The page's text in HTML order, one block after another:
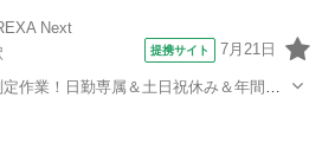
Next
提携サイト 7月21日
作業！日勤専属＆土日祝休み＆年間休